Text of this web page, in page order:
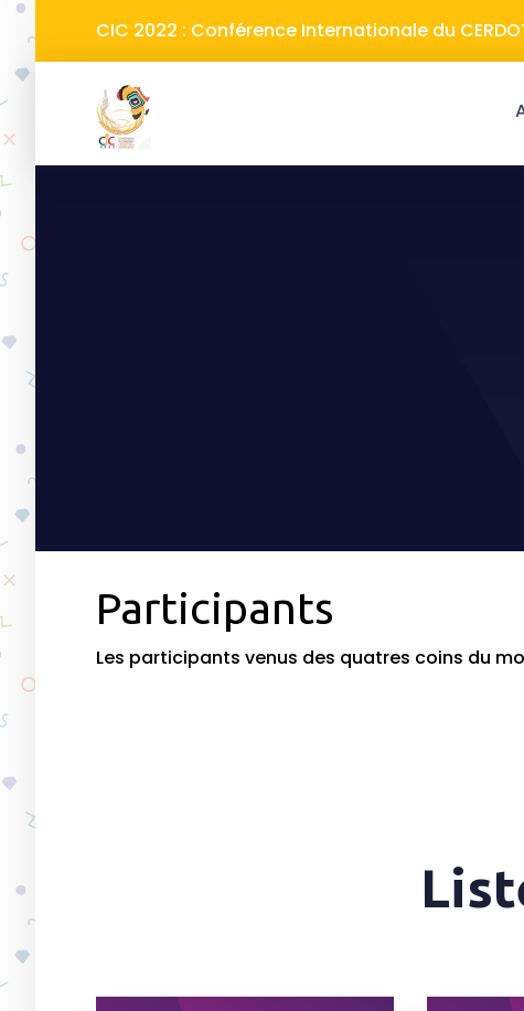
CIC 2022 : Conférence Internationale du
Participants
Les participants venus des quatres coins du